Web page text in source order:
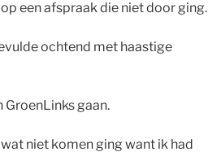
een afspraak die niet door ging.
ochtend met haastige
GroenLinks gaan.
niet komen ging want ik had